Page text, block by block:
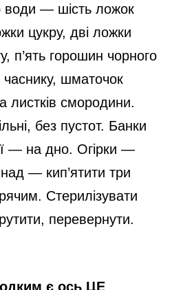
води — шість ложок
цукру, дві ложки
п’ять горошин чорного
шматочок
листків смородини.
без пустот. Банки
— на дно. Огірки —
— кип’ятити три
Стерилізувати
перевернути.
є ось ЦЕ